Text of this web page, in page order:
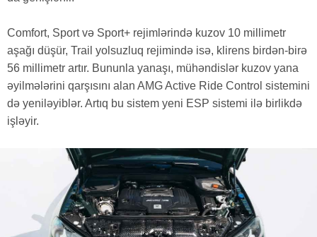
Comfort, Sport və Sport+ rejimlərində kuzov 10 millimetr
aşağı düşür, Trail yolsuzluq rejimində isə, klirens birdən-birə
56 millimetr artır. Bununla yanaşı, mühəndislər kuzov yana
əyilmələrini qarşısını alan AMG Active Ride Control sistemini
də yeniləyiblər. Artıq bu sistem yeni ESP sistemi ilə birlikdə
işləyir.